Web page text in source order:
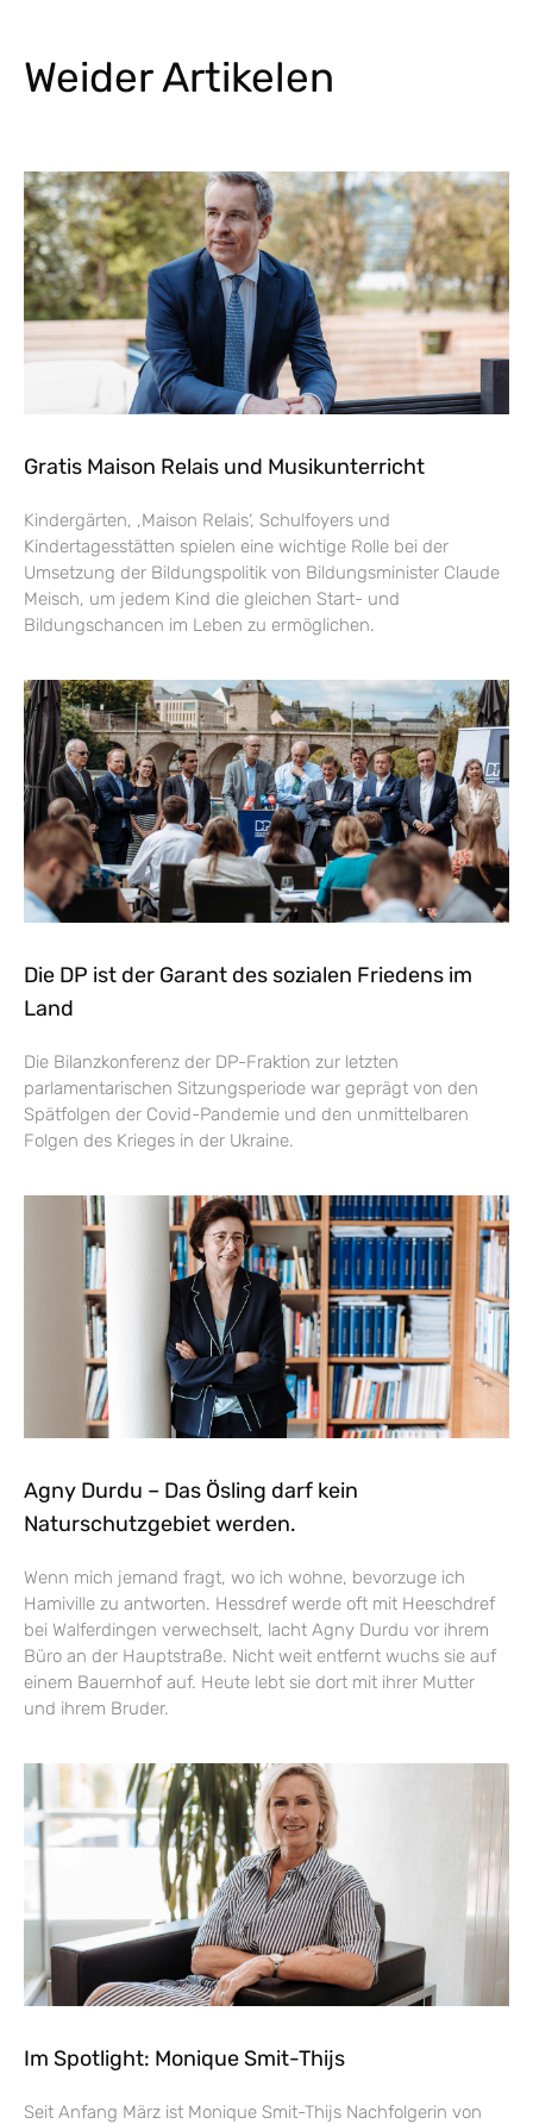
Weider Artikelen
Gratis Maison Relais und Musikunterricht
Kindergärten, ‚Maison Relais‘, Schulfoyers und
Kindertagesstätten spielen eine wichtige Rolle bei der
Umsetzung der Bildungspolitik von Bildungsminister Claude
Meisch, um jedem Kind die gleichen Start- und
Bildungschancen im Leben zu ermöglichen.
Die DP ist der Garant des sozialen Friedens im
Land
Die Bilanzkonferenz der DP-Fraktion zur letzten
parlamentarischen Sitzungsperiode war geprägt von den
Spätfolgen der Covid-Pandemie und den unmittelbaren
Folgen des Krieges in der Ukraine.
Agny Durdu – Das Ösling darf kein
Naturschutzgebiet werden.
Wenn mich jemand fragt, wo ich wohne, bevorzuge ich
Hamiville zu antworten. Hessdref werde oft mit Heeschdref
bei Walferdingen verwechselt, lacht Agny Durdu vor ihrem
Büro an der Hauptstraße. Nicht weit entfernt wuchs sie auf
einem Bauernhof auf. Heute lebt sie dort mit ihrer Mutter
und ihrem Bruder.
Im Spotlight: Monique Smit-Thijs
Seit Anfang März ist Monique Smit-Thijs Nachfolgerin von